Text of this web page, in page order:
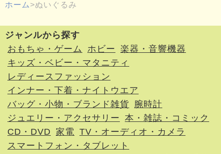
ホーム ぬいぐるみ
ジャンルから探す
おもちゃ・ゲーム
ホビー 楽器・音響機器
キッズ・ベビー・マタニティ
レディースファッション
インナー・下着・ナイトウエア
バッグ・小物・ブランド雑貨 腕時計
ジュエリー・アクセサリー 本・雑誌・コミック
CD・DVD
家電 TV・オーディオ・カメラ
スマートフォン・タブレット